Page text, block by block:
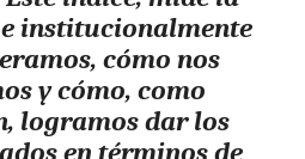
institucionalmente
cómo nos
y cómo, como
logramos dar los
en términos de